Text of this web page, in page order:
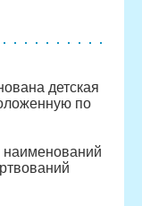
детская
по
наименований